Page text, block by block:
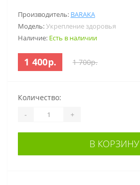
Производитель: BARAKA
Модель:Укрепление здоровья
Наличие: Есть в наличии
1 400р. 1 700р.
Количество:
- +
В КОРЗИНУ